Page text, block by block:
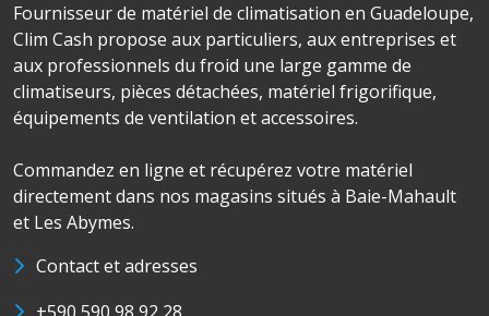
Fournisseur de matériel de climatisation en Guadeloupe,
Clim Cash propose aux particuliers, aux entreprises et
aux professionnels du froid une large gamme de
climatiseurs, pièces détachées, matériel frigorifique,
équipements de ventilation et accessoires.
Commandez en ligne et récupérez votre matériel
directement dans nos magasins situés à Baie-Mahault
et Les Abymes.
Contact et adresses